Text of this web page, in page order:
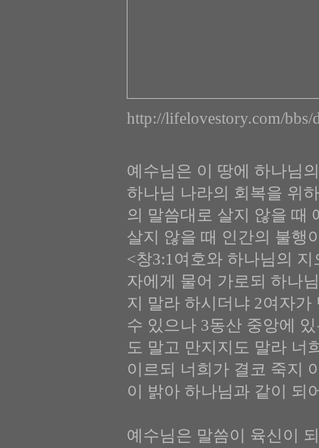
http://lifelovestory.com/bbs/
예수님은 이 땅에 하나님
하나님 나라의 회복을 위
의 말씀대로 살지 않을 때
살지 않을 때 인간의 불행
<창3:1여호와 하나님의
자에게 물어 가로되 하나
지 말라 하시더냐 2여자
수 있으나 3동산 중앙에
도 말고 만지지도 말라 너
이르되 너희가 결코 죽지
이 밝아 하나님과 같이 되
예수님은 말씀이 육신이